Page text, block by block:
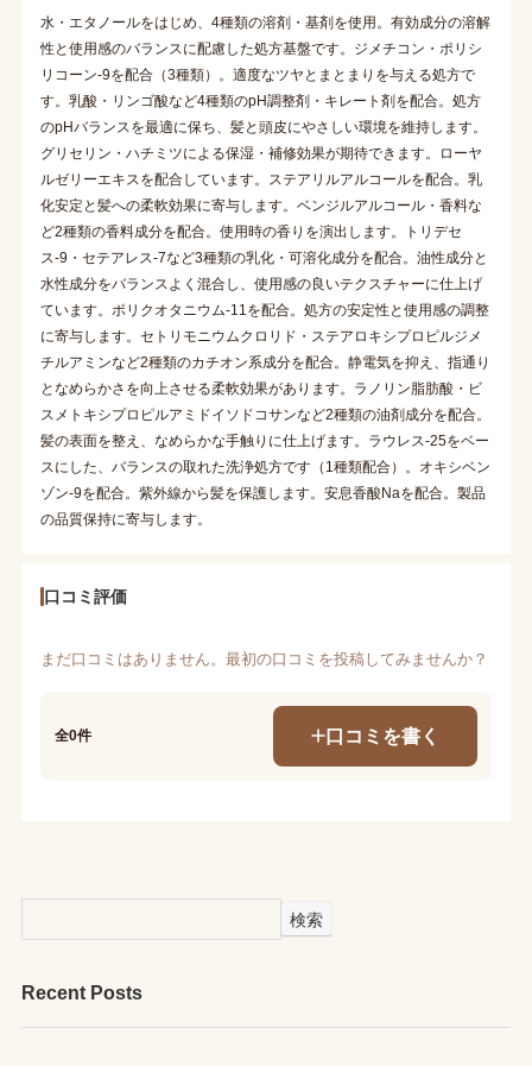
水・エタノールをはじめ、4種類の溶剤・基剤を使用。有効成分の溶解
性と使用感のバランスに配慮した処方基盤です。ジメチコン・ポリシ
リコーン-9を配合（3種類）。適度なツヤとまとまりを与える処方で
す。乳酸・リンゴ酸など4種類のpH調整剤・キレート剤を配合。処方
のpHバランスを最適に保ち、髪と頭皮にやさしい環境を維持します。
グリセリン・ハチミツによる保湿・補修効果が期待できます。ローヤ
ルゼリーエキスを配合しています。ステアリルアルコールを配合。乳
化安定と髪への柔軟効果に寄与します。ベンジルアルコール・香料な
ど2種類の香料成分を配合。使用時の香りを演出します。トリデセ
ス-9・セテアレス-7など3種類の乳化・可溶化成分を配合。油性成分と
水性成分をバランスよく混合し、使用感の良いテクスチャーに仕上げ
ています。ポリクオタニウム-11を配合。処方の安定性と使用感の調整
に寄与します。セトリモニウムクロリド・ステアロキシプロピルジメ
チルアミンなど2種類のカチオン系成分を配合。静電気を抑え、指通り
となめらかさを向上させる柔軟効果があります。ラノリン脂肪酸・ビ
スメトキシプロピルアミドイソドコサンなど2種類の油剤成分を配合。
髪の表面を整え、なめらかな手触りに仕上げます。ラウレス-25をベー
スにした、バランスの取れた洗浄処方です（1種類配合）。オキシベン
ゾン-9を配合。紫外線から髪を保護します。安息香酸Naを配合。製品
の品質保持に寄与します。
口コミ評価
まだ口コミはありません。最初の口コミを投稿してみませんか？
全0件 口コミを書く
検索
Recent Posts